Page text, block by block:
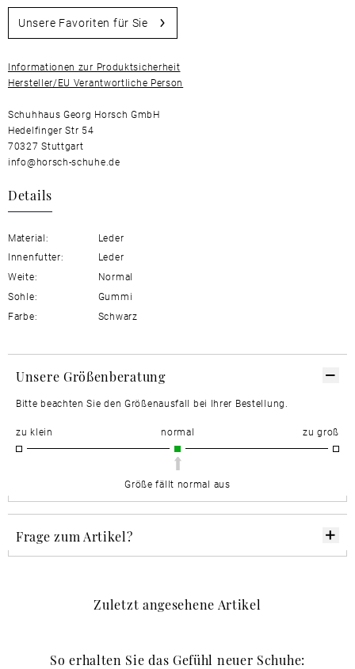
Unsere Favoriten für Sie
Informationen zur Produktsicherheit
Hersteller/EU Verantwortliche Person
Schuhhaus Georg Horsch GmbH
Hedelfinger Str 54
70327 Stuttgart
info@horsch-schuhe.de
Details
Material:
Leder
Innenfutter:
Leder
Weite:
Normal
Sohle:
Gummi
Farbe:
Schwarz
Unsere Größenberatung
Bitte beachten Sie den Größenausfall bei Ihrer Bestellung.
zu klein normal zu groß
Größe fällt normal aus
Frage zum Artikel?
Zuletzt angesehene Artikel
So erhalten Sie das Gefühl neuer Schuhe: